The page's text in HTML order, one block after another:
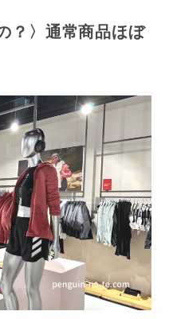
？〉通常商品ほぼ